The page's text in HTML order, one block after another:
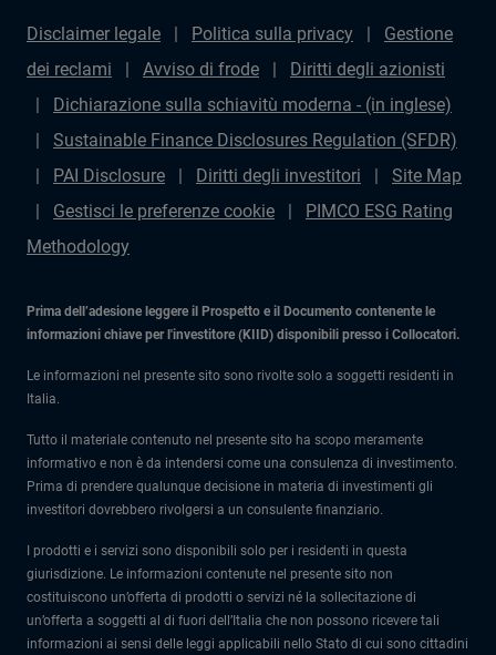
Disclaimer legale Politica sulla privacy
Gestione
dei reclami
Avviso di frode
Diritti degli azionisti
Dichiarazione sulla schiavitù moderna - (in inglese)
Sustainable Finance Disclosures Regulation (SFDR)
PAI Disclosure
Diritti degli investitori
Site Map
Gestisci le preferenze cookie
PIMCO ESG Rating
Methodology
Prima dell’adesione leggere il Prospetto e il Documento contenente le
informazioni chiave per l'investitore (KIID) disponibili presso i Collocatori.
Le informazioni nel presente sito sono rivolte solo a soggetti residenti in
Italia.
Tutto il materiale contenuto nel presente sito ha scopo meramente
informativo e non è da intendersi come una consulenza di investimento.
Prima di prendere qualunque decisione in materia di investimenti gli
investitori dovrebbero rivolgersi a un consulente finanziario.
I prodotti e i servizi sono disponibili solo per i residenti in questa
giurisdizione. Le informazioni contenute nel presente sito non
costituiscono un’offerta di prodotti o servizi né la sollecitazione di
un’offerta a soggetti al di fuori dell’Italia che non possono ricevere tali
informazioni ai sensi delle leggi applicabili nello Stato di cui sono cittadini